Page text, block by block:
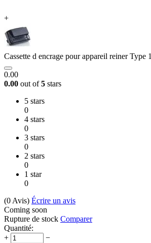
+
Cassette d encrage pour appareil reiner Type 1
0.00
0.00 out of5 stars
5 stars
0
4 stars
0
3 stars
0
2 stars
0
1 star
0
(0 Avis) Écrire un avis
Coming soon
Rupture de stock Comparer
Quantité:
+
−